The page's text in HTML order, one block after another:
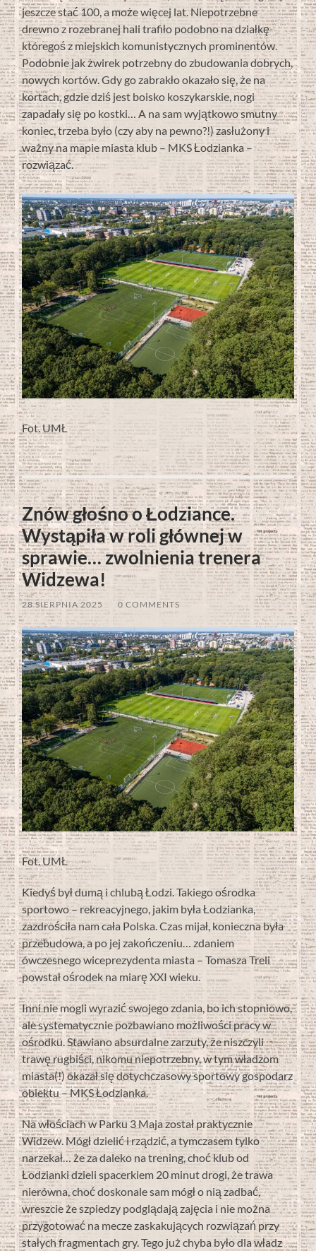
jeszcze stać 100, a może więcej lat. Niepotrzebne
drewno z rozebranej hali trafiło podobno na działkę
któregoś z miejskich komunistycznych prominentów.
Podobnie jak żwirek potrzebny do zbudowania dobrych,
nowych kortów. Gdy go zabrakło okazało się, że na
kortach, gdzie dziś jest boisko koszykarskie, nogi
zapadały się po kostki… A na sam wyjątkowo smutny
koniec, trzeba było (czy aby na pewno?!) zasłużony i
ważny na mapie miasta klub – MKS Łodzianka –
rozwiązać.
Fot. UMŁ
Znów głośno o Łodziance.
Wystąpiła w roli głównej w
sprawie… zwolnienia trenera
Widzewa!
28 SIERPNIA 2025 0 COMMENTS
Fot. UMŁ
Kiedyś był dumą i chlubą Łodzi. Takiego ośrodka
sportowo – rekreacyjnego, jakim była Łodzianka,
zazdrościła nam cała Polska. Czas mijał, konieczna była
przebudowa, a po jej zakończeniu… zdaniem
ówczesnego wiceprezydenta miasta – Tomasza Treli
powstał ośrodek na miarę XXI wieku.
Inni nie mogli wyrazić swojego zdania, bo ich stopniowo,
ale systematycznie pozbawiano możliwości pracy w
ośrodku. Stawiano absurdalne zarzuty, że niszczyli
trawę rugbiści, nikomu niepotrzebny, w tym władzom
miasta(!) okazał się dotychczasowy sportowy gospodarz
obiektu – MKS Łodzianka.
Na włościach w Parku 3 Maja został praktycznie
Widzew. Mógł dzielić i rządzić, a tymczasem tylko
narzekał… że za daleko na trening, choć klub od
Łodzianki dzieli spacerkiem 20 minut drogi, że trawa
nierówna, choć doskonale sam mógł o nią zadbać,
wreszcie że szpiedzy podglądają zajęcia i nie można
przygotować na mecze zaskakujących rozwiązań przy
stałych fragmentach gry. Tego już chyba było dla władz